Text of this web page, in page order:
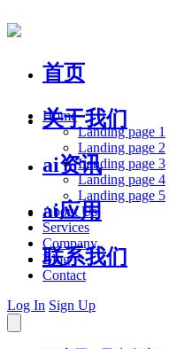
首页
关于我们
ai资讯
ai应用
联系我们
Home
Landing page 1
Landing page 2
Landing page 3
Landing page 4
Landing page 5
About Us
Services
Company
Blog
Contact
Log In Sign Up